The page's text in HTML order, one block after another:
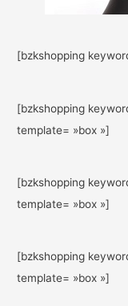
[bzkshopping
[bzkshopping
template= »box »]
[bzkshopping
template= »box »]
[bzkshopping
template= »box »]